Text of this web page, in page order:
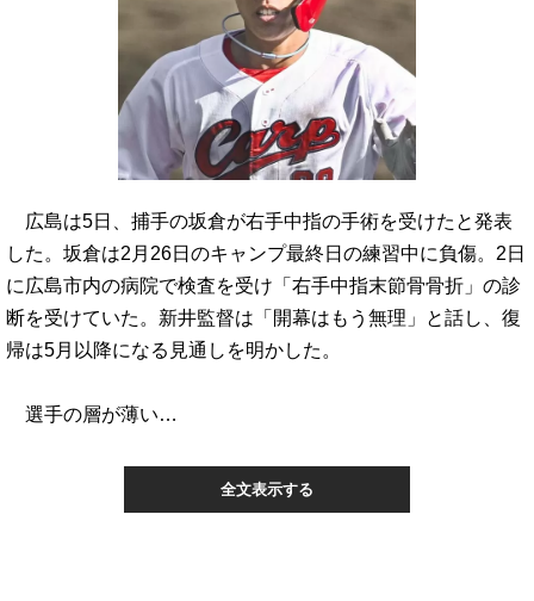
広島は5日、捕手の坂倉が右手中指の手術を受けたと発表
した。坂倉は2月26日のキャンプ最終日の練習中に負傷。2日
に広島市内の病院で検査を受け「右手中指末節骨骨折」の診
断を受けていた。新井監督は「開幕はもう無理」と話し、復
帰は5月以降になる見通しを明かした。
選手の層が薄い…
全文表示する